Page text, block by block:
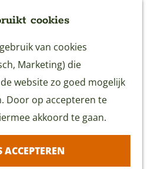
cookies
van cookies
Marketing) die
website zo goed mogelijk
Door op accepteren te
akkoord te gaan.
ACCEPTEREN
Oudewater
8